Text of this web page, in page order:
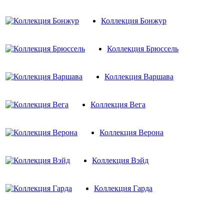
Коллекция Бонжур
Коллекция Брюссель
Коллекция Варшава
Коллекция Вега
Коллекция Верона
Коллекция Вэйд
Коллекция Гарда